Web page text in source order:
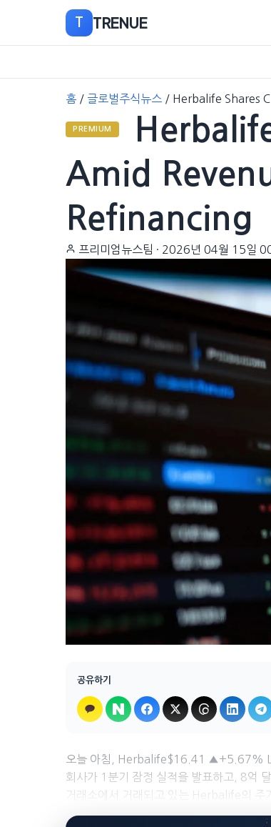
T TRENUE
홈 / 글로벌주식뉴스 / Herbalife Shares
PREMIUM
Amid
Refinancing
프리미엄뉴스팀 · 2026년 04월 15일
공유하기
오늘 아침, Herbalife$16.41 ▲+5.67%
회사가 1분기 잠정 실적을 발표하고, 8억
거래소에서 거래되고 있는 Herbalife의